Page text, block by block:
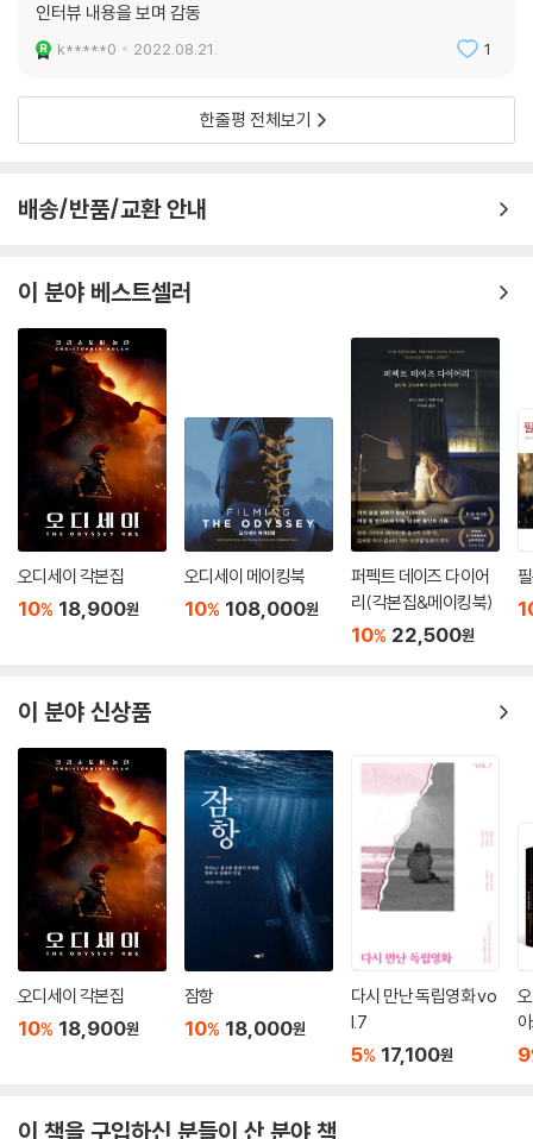
정서경 작가님과 공동 각본을 쓰기 시작한 [친절한 금자씨]부터 비중과 역
할이 보다 주도적으로 바뀐 것 같습니다. 감독님의 내면이 반영된 결과이
기도 하겠지만, 정서경 작가와의 작업에서 영향을 받은 바는 없을까요?
지 딱 잘라 말하기는 어렵죠. 종종 저를 잘 안다는 이들도 “이 아이디어는
를 쓰는 거 같아요. 반대로 폭력과 관련된 부분은 확실히 제 것이라 할 수
있겠네요. (박찬욱)
--- p.191
상대역을 연기하는 탕웨이 씨도 호기심을 자극하는 바가 있는데요. 배우의
기존 특성을 비트는 캐릭터 연출에 능하신 감독님께서 한국어가 익숙하지
않은 배우를 주연으로 섭외했다는 것 자체가 해당 캐릭터를 설명하는 힌트
처럼 느껴지니까요. (민용준)
탕웨이 씨는 발음이나 억양이 완벽하지는 않아도 한국인이 알아듣는 데는
전혀 문제가 없을 정도로 한국어를 잘하는 중국인 캐릭터를 연기해요. 그
런데 한국인이라면 보통 선택하지 않을 어휘를 써서 독특하게 느껴지는 인
물이죠. 공부해서 배운 단어를 뜻밖의 타이밍에 사용하니까 처음에는 마냥
지금도 노력 중이에요. (박찬욱)
--- p.203
어쨌든 항상 중심에 사랑 이야기가 있는 영화를 만들었다고 생각해요. [스
토커]도 그렇고요. 그래서 왜 사랑 얘기를 하느냐고 묻는 건 저에겐 너무
싱거운 질문이 되는 거죠. 제가 새로운 일을 한 게 아니니까요. 이 세상 모
든 일과 인간관계에서 중심을 이루는 것이 사랑이고, 그것이 모든 행복과
고통을 만들어내는 거니까. (박찬욱)
--- p.205
[리틀 드러머 걸]의 결말이 보여준 원작과의 차이는 『핑거스미스』를 원작
으로 둔 [아가씨]의 결말을 연상시키는 측면도 있습니다. 『핑거스미스』의
결말 역시 두 주인공이 재회하지만 굉장히 불운한 상황에서의 재회이기 때
가씨]는 그런 결말을 완전히 변주해서 두 여성에게 구원의 쾌감을 안기는
인터뷰 내용을 보며 감동
k*****0 2022.08.21. 1
한줄평 전체보기
배송/반품/교환 안내
이 분야 베스트셀러
오디세이 각본집
10% 18,900원
오디세이 메이킹북
10% 108,000원
퍼펙트 데이즈 다이어
리(각본집&메이킹북)
10% 22,500원
이 분야 신상품
오디세이 각본집
10% 18,900원
잠항
10% 18,000원
다시 만난 독립영화 vo
l.7
5% 17,100원 9
이 책을 구입하신 분들이 산 분야 책